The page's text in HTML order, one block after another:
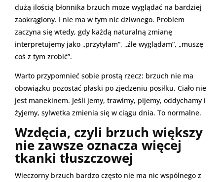
dużą ilością błonnika brzuch może wyglądać na bardziej
zaokrąglony. I nie ma w tym nic dziwnego. Problem
zaczyna się wtedy, gdy każdą naturalną zmianę
interpretujemy jako „przytyłam”, „źle wyglądam”, „muszę
coś z tym zrobić”.
Warto przypomnieć sobie prostą rzecz: brzuch nie ma
obowiązku pozostać płaski po zjedzeniu posiłku. Ciało nie
jest manekinem. Jeśli jemy, trawimy, pijemy, oddychamy i
żyjemy, sylwetka zmienia się w ciągu dnia. To normalne.
Wzdęcia, czyli brzuch większy
nie zawsze oznacza więcej
tkanki tłuszczowej
Wieczorny brzuch bardzo często nie ma nic wspólnego z